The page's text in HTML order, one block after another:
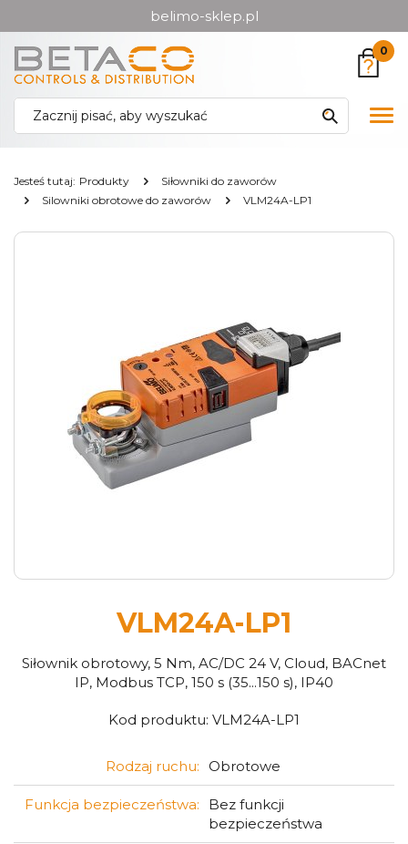
do menu
głównego
do
menu
w
stopce
belimo-sklep.pl
0
Jesteś tutaj: Produkty
Siłowniki do zaworów
Silowniki obrotowe do zaworów
VLM24A-LP1
VLM24A-LP1
Siłownik obrotowy, 5 Nm, AC/DC 24 V, Cloud, BACnet
IP, Modbus TCP, 150 s (35...150 s), IP40
Kod produktu: VLM24A-LP1
Rodzaj ruchu: Obrotowe
Funkcja bezpieczeństwa:
Bez funkcji
bezpieczeństwa